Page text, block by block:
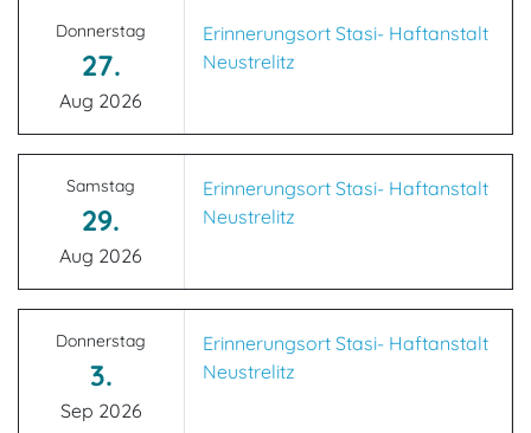
Donnerstag
27.
Aug 2026
Erinnerungsort Stasi- Haftanstalt
Neustrelitz
Samstag
29.
Aug 2026
Erinnerungsort Stasi- Haftanstalt
Neustrelitz
Donnerstag
3.
Sep 2026
Erinnerungsort Stasi- Haftanstalt
Neustrelitz